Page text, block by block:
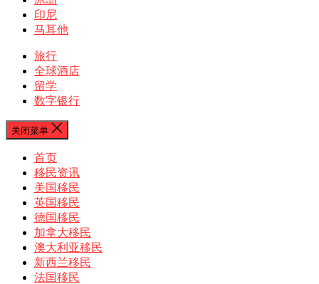
印尼
马耳他
旅行
全球酒店
留学
数字银行
关闭菜单
首页
移民资讯
美国移民
英国移民
德国移民
加拿大移民
澳大利亚移民
新西兰移民
法国移民